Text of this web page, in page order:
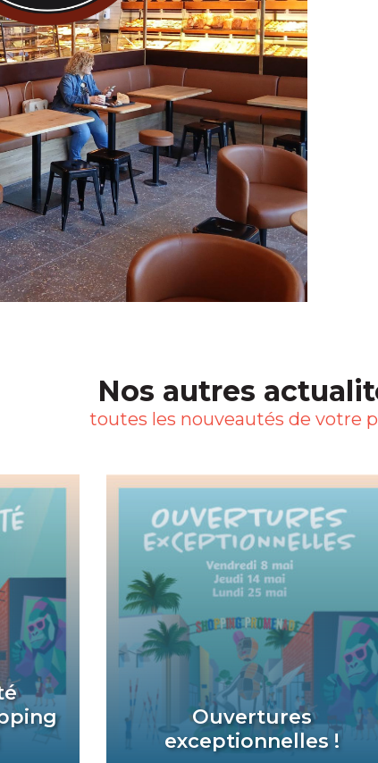
Nos autres
toutes les nouveautés de votre
Ouvertures
exceptionnelles !